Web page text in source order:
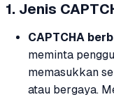
1. Jenis
CAPTCHA
meminta
memasukkan
atau bergaya.